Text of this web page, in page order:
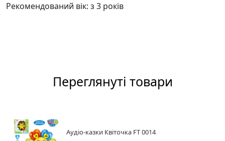
Рекомендований вік: з 3 років
Переглянуті товари
Аудіо-казки Квіточка FT 0014